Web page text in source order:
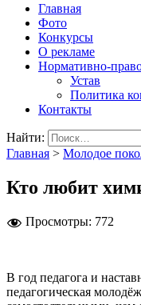
Главная
Фото
Конкурсы
О рекламе
Нормативно-
Устав
Политика
Контакты
Найти:
Главная > Молодое
Кто любит
Просмотры: 772
В год педагога и
педагогическая